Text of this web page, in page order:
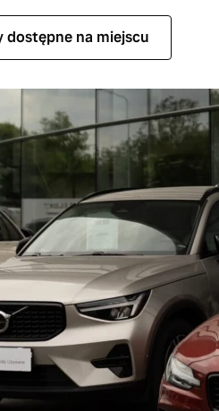
dostępne na miejscu